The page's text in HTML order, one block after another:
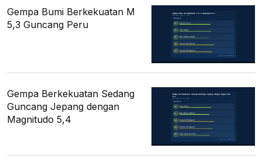
Gempa Bumi Berkekuatan M
5,3 Guncang Peru
Gempa Berkekuatan Sedang
Guncang Jepang dengan
Magnitudo 5,4